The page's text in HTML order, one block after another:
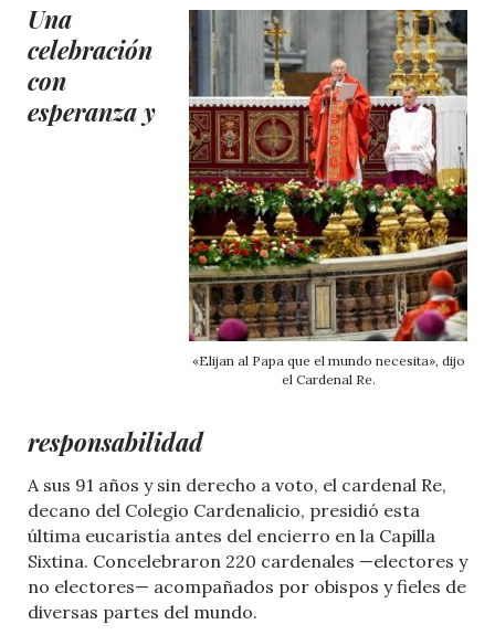
«Elijan al Papa que el mundo necesita», dijo
el Cardenal Re.
Una
celebración
con
esperanza y
responsabilidad
A sus 91 años y sin derecho a voto, el cardenal Re,
decano del Colegio Cardenalicio, presidió esta
última eucaristía antes del encierro en la Capilla
Sixtina. Concelebraron 220 cardenales —electores y
no electores— acompañados por obispos y fieles de
diversas partes del mundo.